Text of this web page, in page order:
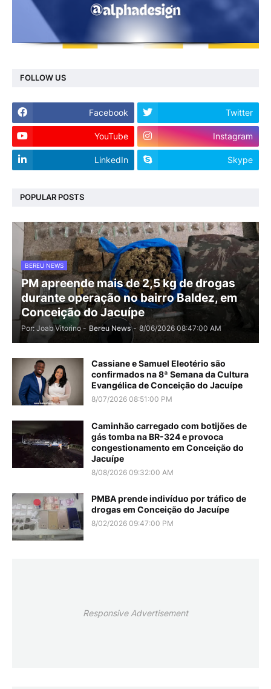
FOLLOW US
Facebook Twitter
YouTube Instagram
LinkedIn Skype
POPULAR POSTS
BEREU NEWS
PM apreende mais de 2,5 kg de drogas
durante operação no bairro Baldez, em
Conceição do Jacuípe
Por: Joab Vitorino - Bereu News - 8/06/2026 08:47:00 AM
Cassiane e Samuel Eleotério são
confirmados na 8ª Semana da Cultura
Evangélica de Conceição do Jacuípe
8/07/2026 08:51:00 PM
Caminhão carregado com botijões de
gás tomba na BR-324 e provoca
congestionamento em Conceição do
Jacuípe
8/08/2026 09:32:00 AM
PMBA prende indivíduo por tráfico de
drogas em Conceição do Jacuípe
8/02/2026 09:47:00 PM
Responsive Advertisement